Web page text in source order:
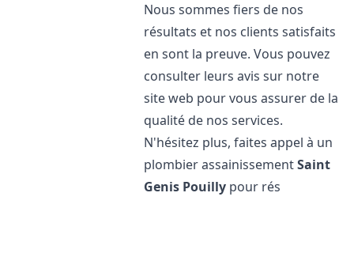
Nous sommes fiers de nos
résultats et nos clients satisfaits
en sont la preuve. Vous pouvez
consulter leurs avis sur notre
site web pour vous assurer de la
qualité de nos services.
N'hésitez plus, faites appel à un
plombier assainissementSaint
Genis Pouilly pour rés